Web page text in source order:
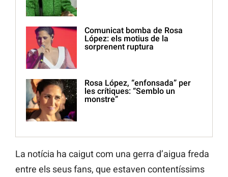
Comunicat bomba de Rosa
López: els motius de la
sorprenent ruptura
Rosa López, “enfonsada” per
les crítiques: “Semblo un
monstre”
La notícia ha caigut com una gerra d’aigua freda
entre els seus fans, que estaven contentíssims